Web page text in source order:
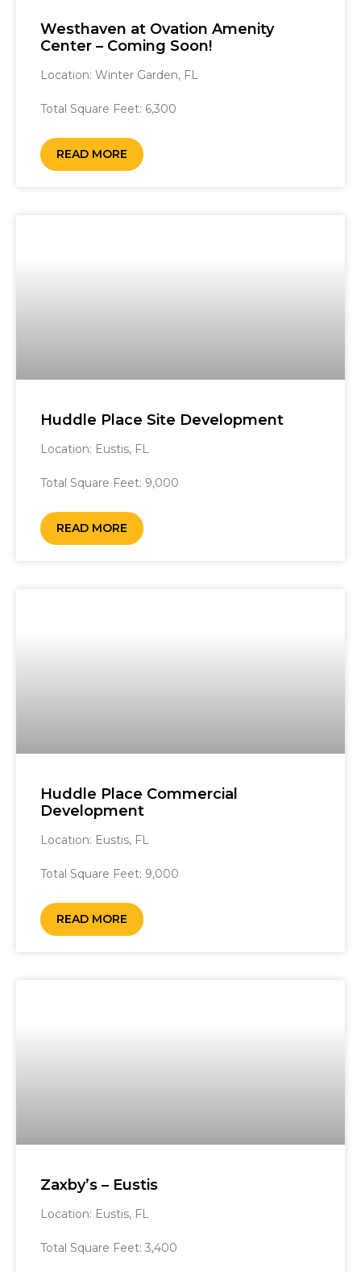
Westhaven at Ovation Amenity
Center – Coming Soon!
Location: Winter Garden, FL ‎ ‎ ‎ ‎ ‎ ‎ ‎ ‎ ‎ ‎ ‎ ‎ ‎ ‎ ‎ ‎ ‎ ‎ ‎ ‎ ‎ ‎ ‎ ‎ ‎ ‎ ‎ ‎ ‎ ‎ ‎ ‎ ‎ ‎ ‎ ‎ ‎ ‎
Total Square Feet: 6,300
READ MORE
Huddle Place Site Development
Location: Eustis, FL ‎ ‎ ‎ ‎‎ ‎ ‎ ‎ ‎ ‎ ‎ ‎ ‎ ‎ ‎ ‎ ‎ ‎ ‎ ‎ ‎ ‎ ‎ ‎ ‎ ‎ ‎ ‎ ‎ ‎ ‎ ‎ ‎ ‎ ‎ ‎ ‎ ‎ ‎ ‎ ‎ ‎ ‎ ‎ ‎ ‎ ‎ ‎ ‎ ‎ ‎ ‎ ‎ ‎
Total Square Feet: 9,000
READ MORE
Huddle Place Commercial
Development
Location: Eustis, FL ‎ ‎ ‎ ‎‎ ‎ ‎ ‎ ‎ ‎ ‎ ‎ ‎ ‎ ‎ ‎ ‎ ‎ ‎ ‎ ‎ ‎ ‎ ‎ ‎ ‎ ‎ ‎ ‎ ‎ ‎ ‎ ‎ ‎ ‎ ‎ ‎ ‎ ‎ ‎ ‎ ‎ ‎ ‎ ‎ ‎ ‎ ‎ ‎ ‎ ‎ ‎ ‎ ‎
Total Square Feet: 9,000
READ MORE
Zaxby’s – Eustis
Location: Eustis, FL ‎ ‎ ‎ ‎‎ ‎ ‎ ‎ ‎ ‎ ‎ ‎ ‎ ‎ ‎ ‎ ‎ ‎ ‎ ‎ ‎ ‎ ‎ ‎ ‎ ‎ ‎ ‎ ‎ ‎ ‎ ‎ ‎ ‎ ‎ ‎ ‎ ‎ ‎ ‎ ‎ ‎ ‎ ‎ ‎ ‎ ‎ ‎ ‎ ‎ ‎ ‎ ‎ ‎
Total Square Feet: 3,400